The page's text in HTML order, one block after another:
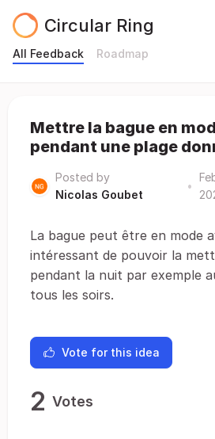
Circular Ring
All Feedback Roadmap
Mettre la bague en
pendant une plage
Posted by
Nicolas Goubet
•
La bague peut être en mode
intéressant de pouvoir la
pendant la nuit par exemple
tous les soirs.
Vote for this idea
2 Votes